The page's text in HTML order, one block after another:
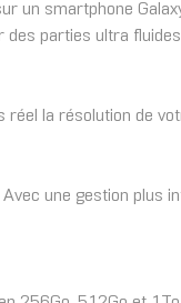
un smartphone
des parties ultra
la résolution de
une gestion plus